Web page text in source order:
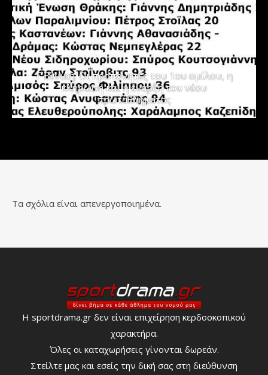
Γ΄ Εθνική: Οι προπονητές του 1ου ομίλου, η
κλήρωση και η έναρξη του νέου
πρωταθλήματος
Τα σχόλια είναι απενεργοποιημένα.
Η sportdrama.gr δεν είναι επιχείρηση κερδοσκοπικού
χαρακτήρα.
Όλες οι καταχωρήσεις γίνονται δωρεάν.
Στείλτε μας και εσείς την δική σας στη διεύθυνση